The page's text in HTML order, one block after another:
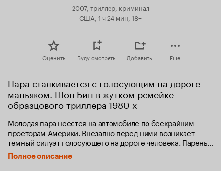
Кинопоиска
6.6
2007, триллер, криминал
США, 1 ч 24 мин, 18+
Оценить Буду смотреть Добавить Еще
Пара сталкивается с голосующим на дороге
маньяком. Шон Бин в жутком ремейке
образцового триллера 1980-х
Молодая пара несется на автомобиле по бескрайним
просторам Америки. Внезапно перед ними возникает
темный силуэт голосующего на дороге человека. Парень
хочет подвезти его, но девушка категорически против.
Ребята уезжают прочь. К сожалению, познакомиться с ним
Полное описание